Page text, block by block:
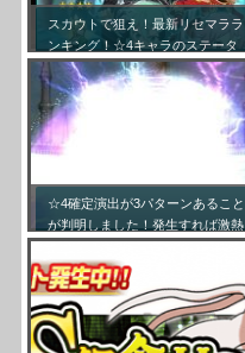
スカウトで狙え！最新リセマララ
ンキング！☆4キャラのステータ
ス詳細まとめ！【最新キャラ対応
リセマラ】
☆4確定演出が3パターンあること
が判明しました！発生すれば激熱
です！！